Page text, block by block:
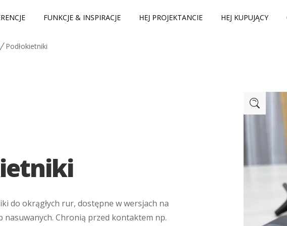
FUNKCJE & INSPIRACJE HEJ PROJEKTANCIE HEJ KUPUJĄCY
Podłokietniki
do okrągłych rur, dostępne w wersjach na
nasuwanych. Chronią przed kontaktem np.